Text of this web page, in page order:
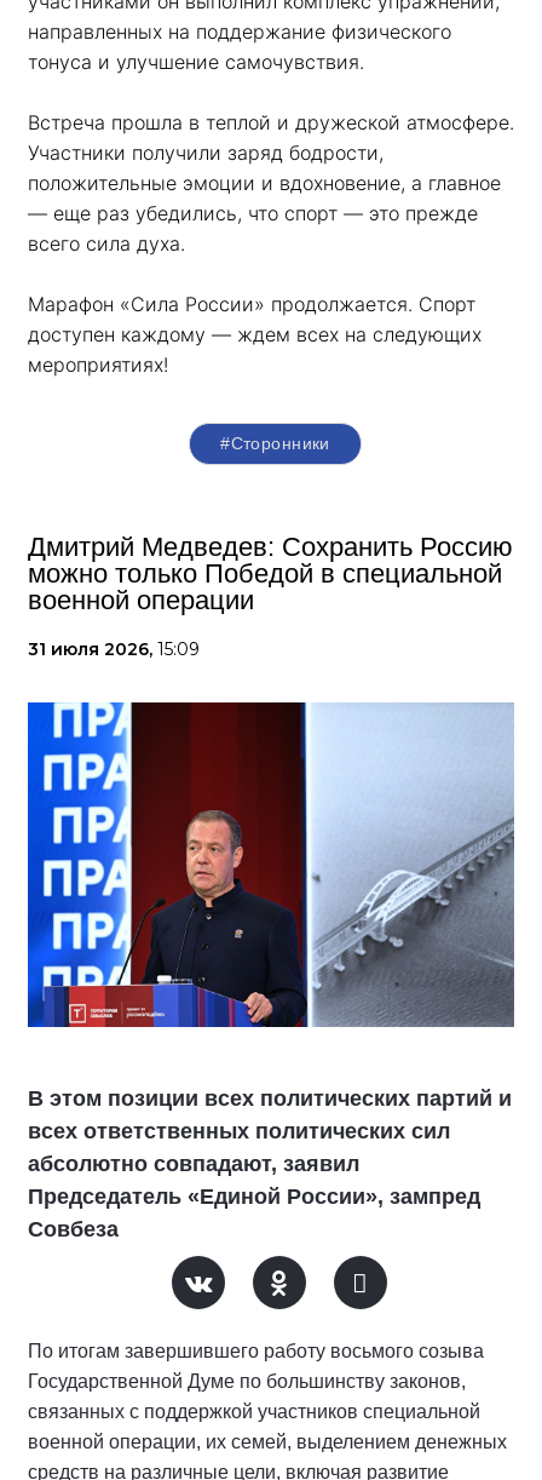
направленных на поддержание физического
тонуса и улучшение самочувствия.
Встреча прошла в теплой и дружеской атмосфере.
Участники получили заряд бодрости,
положительные эмоции и вдохновение, а главное
— еще раз убедились, что спорт — это прежде
всего сила духа.
Марафон «Сила России» продолжается. Спорт
доступен каждому — ждем всех на следующих
мероприятиях!
#Сторонники
Дмитрий Медведев: Сохранить Россию
можно только Победой в специальной
военной операции
31 июля 2026, 15:09
В этом позиции всех политических партий и
всех ответственных политических сил
абсолютно совпадают, заявил
Председатель «Единой России», зампред
Совбеза
По итогам завершившего работу восьмого созыва
Государственной Думе по большинству законов,
связанных с поддержкой участников специальной
военной операции, их семей, выделением денежных
средств на различные цели, включая развитие